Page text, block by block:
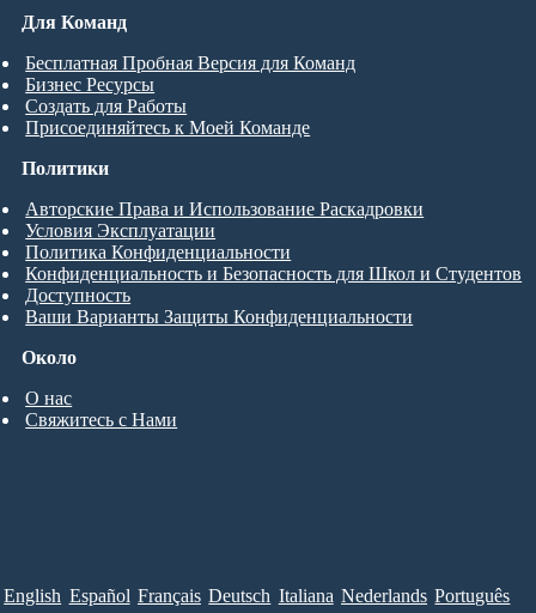
Для Команд
Бесплатная Пробная Версия для Команд
Бизнес Ресурсы
Создать для Работы
Присоединяйтесь к Моей Команде
Около
О нас
Свяжитесь с Нами
Политики
Авторские Права и Использование Раскадровки
Условия Эксплуатации
Политика Конфиденциальности
Конфиденциальность и Безопасность для Школ и Студентов
Доступность
Ваши Варианты Защиты Конфиденциальности
English Español Français Deutsch Italiana Nederlands Português